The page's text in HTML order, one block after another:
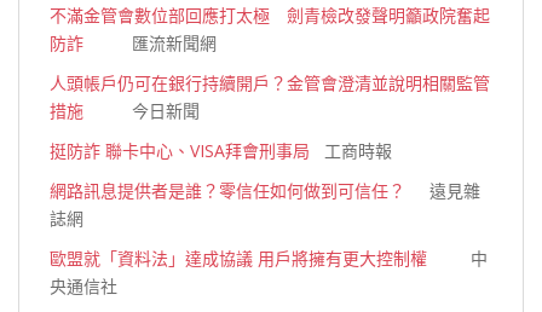
不滿金管會數位部回應打太極 劍青檢改發聲明籲政院奮起
防詐 匯流新聞網
人頭帳戶仍可在銀行持續開戶？金管會澄清並說明相關監管
措施 今日新聞
挺防詐 聯卡中心、VISA拜會刑事局 工商時報
網路訊息提供者是誰？零信任如何做到可信任？
遠見雜
誌網
歐盟就「資料法」達成協議 用戶將擁有更大控制權 中
央通信社